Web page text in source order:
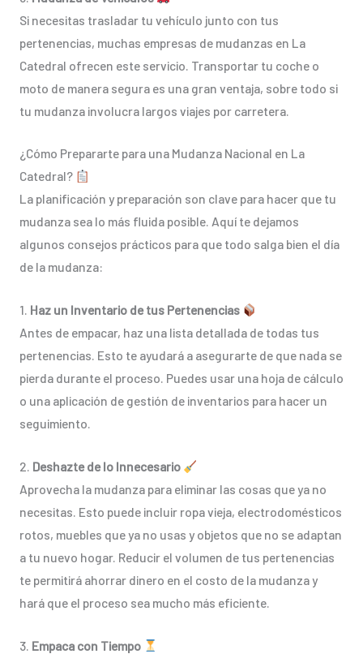
Si necesitas trasladar tu vehículo junto con tus
pertenencias, muchas empresas de mudanzas en La
Catedral ofrecen este servicio. Transportar tu coche o
moto de manera segura es una gran ventaja, sobre todo si
tu mudanza involucra largos viajes por carretera.
¿Cómo Prepararte para una Mudanza Nacional en La
Catedral?
La planificación y preparación son clave para hacer que tu
mudanza sea lo más fluida posible. Aquí te dejamos
algunos consejos prácticos para que todo salga bien el día
de la mudanza:
1. Haz un Inventario de tus Pertenencias
Antes de empacar, haz una lista detallada de todas tus
pertenencias. Esto te ayudará a asegurarte de que nada se
pierda durante el proceso. Puedes usar una hoja de cálculo
o una aplicación de gestión de inventarios para hacer un
seguimiento.
2. Deshazte de lo Innecesario
Aprovecha la mudanza para eliminar las cosas que ya no
necesitas. Esto puede incluir ropa vieja, electrodomésticos
rotos, muebles que ya no usas y objetos que no se adaptan
a tu nuevo hogar. Reducir el volumen de tus pertenencias
te permitirá ahorrar dinero en el costo de la mudanza y
hará que el proceso sea mucho más eficiente.
3. Empaca con Tiempo